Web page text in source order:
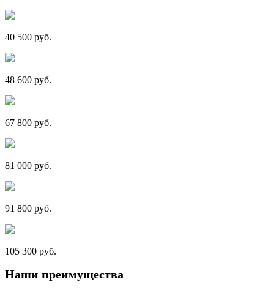
40 500 руб.
48 600 руб.
67 800 руб.
81 000 руб.
91 800 руб.
105 300 руб.
Наши преимущества